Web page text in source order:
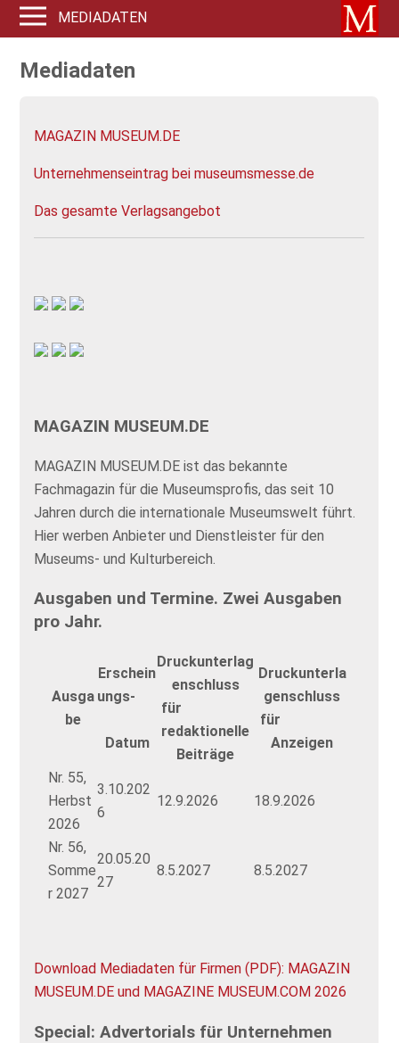
MEDIADATEN
Mediadaten
MAGAZIN MUSEUM.DE
Unternehmenseintrag bei museumsmesse.de
Das gesamte Verlagsangebot
MAGAZIN MUSEUM.DE
MAGAZIN MUSEUM.DE ist das bekannte
Fachmagazin für die Museumsprofis, das seit 10
Jahren durch die internationale Museumswelt führt.
Hier werben Anbieter und Dienstleister für den
Museums- und Kulturbereich.
Ausgaben und Termine. Zwei Ausgaben
pro Jahr.
Ausga
be
Erschein
ungs-
Datum
Druckunterlag
enschluss
für
redaktionelle
Beiträge
Druckunterla
genschluss
für
Anzeigen
Nr. 55,
Herbst
2026
3.10.202
6
12.9.2026 18.9.2026
Nr. 56,
Somme
r 2027
20.05.20
27
8.5.2027 8.5.2027
Download Mediadaten für Firmen (PDF): MAGAZIN
MUSEUM.DE und MAGAZINE MUSEUM.COM 2026
Special: Advertorials für Unternehmen